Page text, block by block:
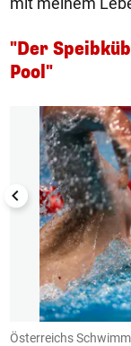
"Der
Pool"
Österreichs